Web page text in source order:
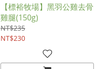
【標裕牧場】黑羽公雞去骨
雞腿(150g)
NT$235
NT$230